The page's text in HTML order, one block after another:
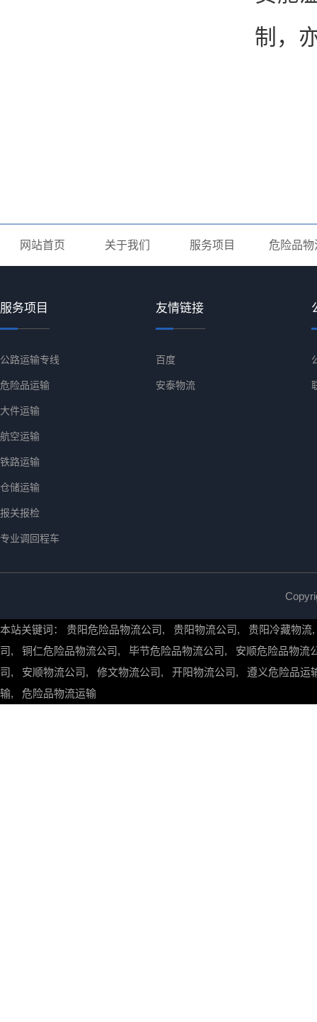
制，
网站首页 关于我们 服务项目 危险品物
服务项目
公路运输专线
危险品运输
大件运输
航空运输
铁路运输
仓储运输
报关报检
专业调回程车
友情链接
百度
安泰物流
本站关键词： 贵阳危险品物流公司, 贵阳物流公司, 贵阳冷藏物流
司, 铜仁危险品物流公司, 毕节危险品物流公司, 安顺危险品物流
司, 安顺物流公司, 修文物流公司, 开阳物流公司, 遵义危险品运
输, 危险品物流运输